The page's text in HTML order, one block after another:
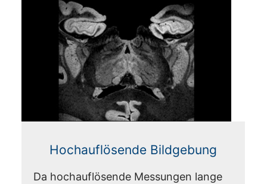
Hochauflösende Bildgebung
Da hochauflösende Messungen lange